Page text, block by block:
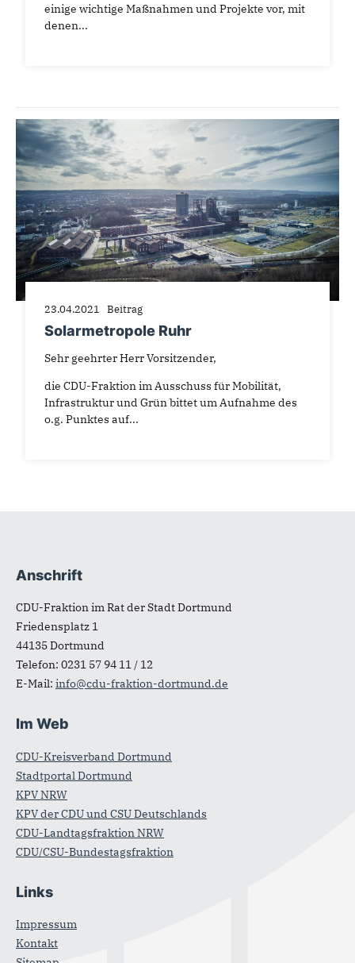
einige wichtige Maßnahmen und Projekte vor, mit
denen...
23.04.2021 Beitrag
Solarmetropole Ruhr
Sehr geehrter Herr Vorsitzender,
die CDU-Fraktion im Ausschuss für Mobilität,
Infrastruktur und Grün bittet um Aufnahme des
o.g. Punktes auf...
Fußbereich
Anschrift
CDU-Fraktion im Rat der Stadt Dortmund
Friedensplatz 1
44135Dortmund
Telefon: 0231 57 94 11 / 12
E-Mail: info@cdu-fraktion-dortmund.de
Im Web
CDU-Kreisverband Dortmund
Stadtportal Dortmund
KPV NRW
KPV der CDU und CSU Deutschlands
CDU-Landtagsfraktion NRW
CDU/CSU-Bundestagsfraktion
Links
Impressum
Kontakt